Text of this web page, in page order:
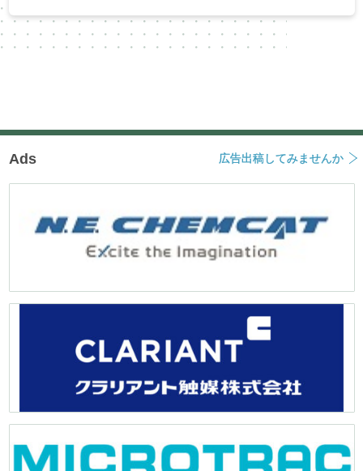
Ads 広告出稿してみませんか